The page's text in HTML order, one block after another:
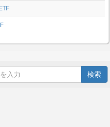
検索